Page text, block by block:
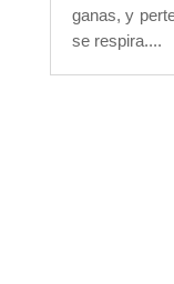
ganas, y
se respira....